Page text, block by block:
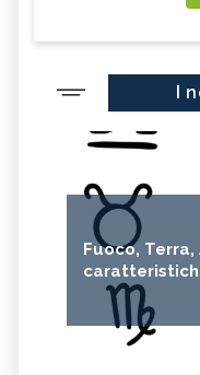
I
Fuoco, Terra,